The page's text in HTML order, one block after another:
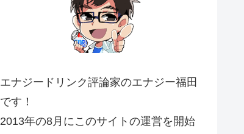
エナジードリンク評論家のエナジー福田
です！
2013年の8月にこのサイトの運営を開始